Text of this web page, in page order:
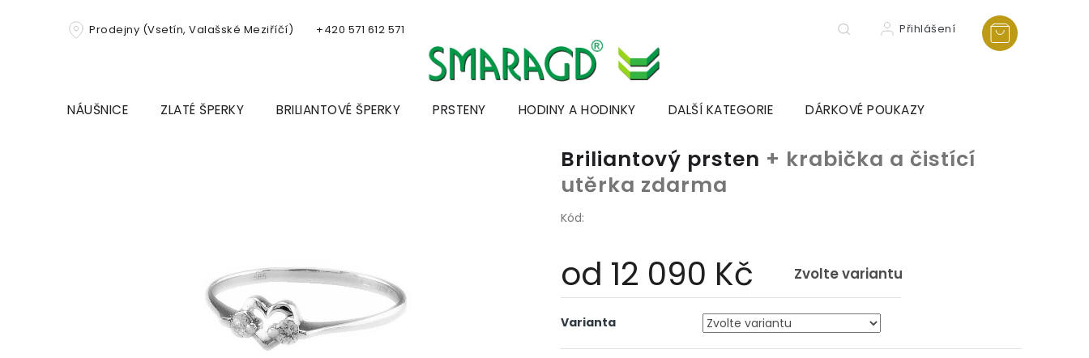
Prodejny (Vsetín, Valašské Meziříčí) +420 571 612 571 Přihlášení
NÁUŠNICE ZLATÉ ŠPERKY BRILIANTOVÉ ŠPERKY PRSTENY HODINY A HODINKY DALŠÍ KATEGORIE DÁRKOVÉ POUKAZY
Briliantový prsten + krabička a čistící
utěrka zdarma
Kód:
od 12 090 Kč Zvolte variantu
cena:
Varianta